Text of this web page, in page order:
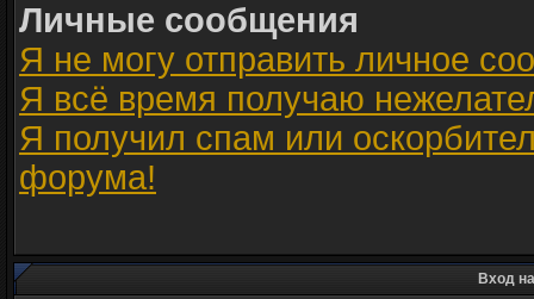
Личные сообщения
Я не могу отправить личное
Я всё время получаю
Я получил спам или
форума!
Вход